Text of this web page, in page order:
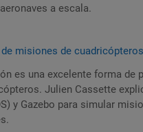
a escala.
con Simulink y ROS
misiones de
es una excelente forma de
Julien Cassette
y Gazebo para simular